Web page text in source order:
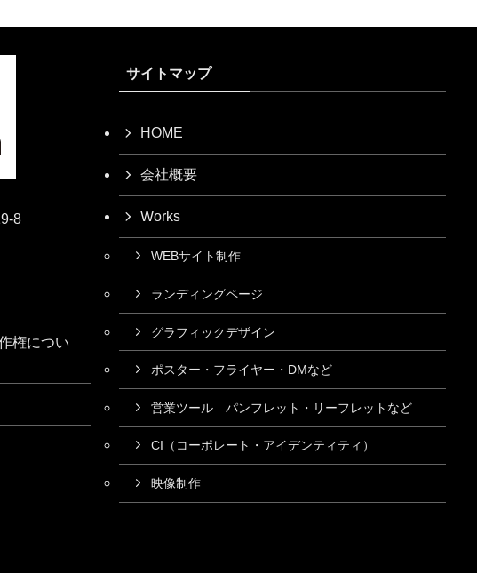
8
権につい
サイトマップ
HOME
会社概要
Works
WEBサイト制作
ランディングページ
グラフィックデザイン
ポスター・フライヤー・DMなど
営業ツール パンフレット・リーフレットなど
CI（コーポレート・アイデンティティ）
映像制作